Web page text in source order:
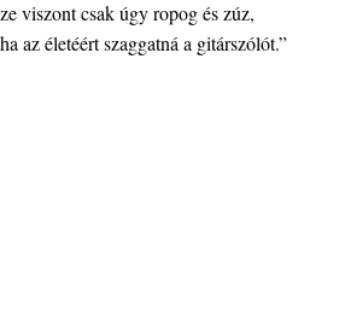
viszont csak úgy ropog és zúz,
az életéért szaggatná a gitárszólót.”